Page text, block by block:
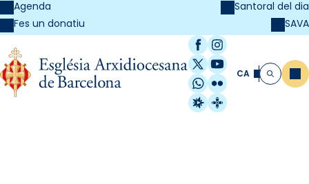
Agenda
Fes un donatiu
Santoral del dia
SAVA
Facebook
Instagram
X / Twitter
YouTube
WhatsApp
Flickr
Radio Estel
Catalunya
CA Cerca